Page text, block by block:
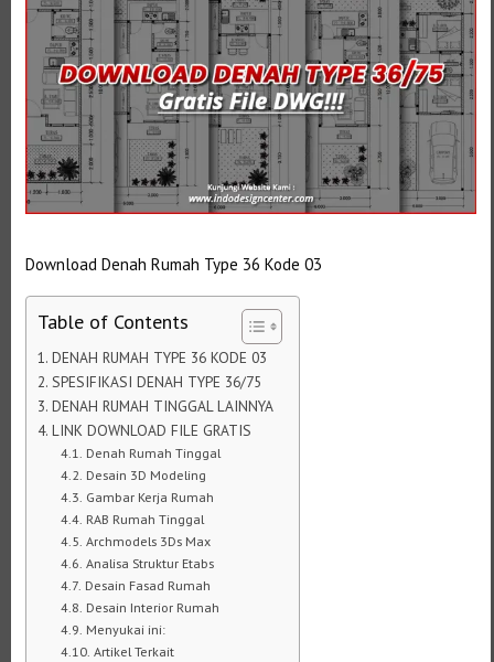
Download Denah Rumah Type 36 Kode 03
Table of Contents
DENAH RUMAH TYPE 36 KODE 03
SPESIFIKASI DENAH TYPE 36/75
DENAH RUMAH TINGGAL LAINNYA
LINK DOWNLOAD FILE GRATIS
Denah Rumah Tinggal
Desain 3D Modeling
Gambar Kerja Rumah
RAB Rumah Tinggal
Archmodels 3Ds Max
Analisa Struktur Etabs
Desain Fasad Rumah
Desain Interior Rumah
Menyukai ini:
Artikel Terkait